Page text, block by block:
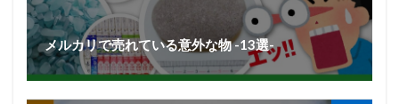
メルカリで売れている意外な物 -13選-